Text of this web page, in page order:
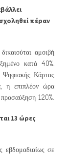
πέραν
αμοιβή
κατά 40%.
Ψηφιακής Κάρτας
η επιπλέον ώρα
120%.
13 ώρες
εβδομαδιαίως σε